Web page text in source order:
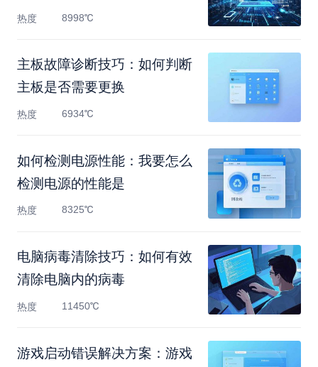
热度 8998℃
主板故障诊断技巧：如何判断
主板是否需要更换
热度 6934℃
如何检测电源性能：我要怎么
检测电源的性能是
热度 8325℃
电脑病毒清除技巧：如何有效
清除电脑内的病毒
热度 11450℃
游戏启动错误解决方案：游戏